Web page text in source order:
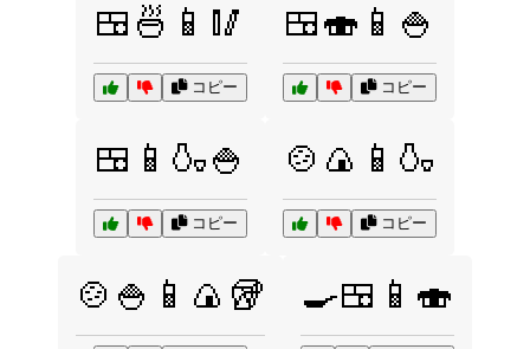
🍱🍜📱🥢
コピー
🍱🍣📱🍚
コピー
🍱📱🍶🍚
コピー
🍲🍙📱🍶
コピー
🍲🍚📱🍙🥡 🍳🍱📱🍣